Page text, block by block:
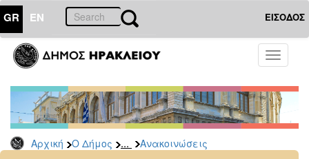
GR EN ΕΙΣΟΔΟΣ
Toggle
Αρχική Ο Δήμος ... Ανακοινώσεις
ΔΗΜΟΣ
Υπηρεσίες
&
Φορείς
Δημοτικές
Υπηρεσίες